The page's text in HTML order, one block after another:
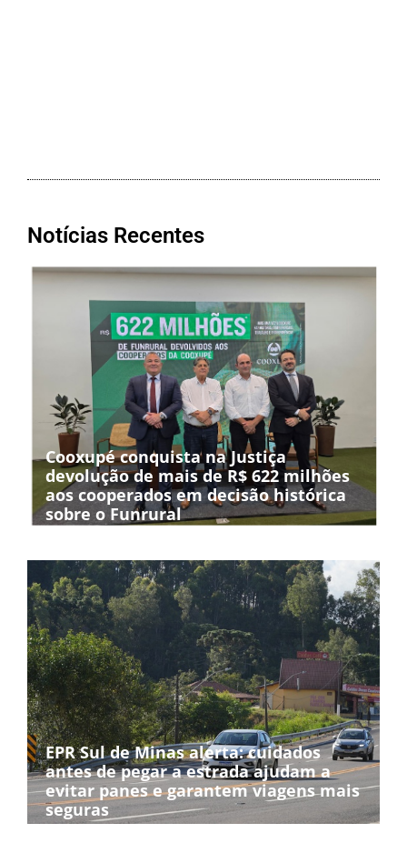
Notícias Recentes
Cooxupé conquista na Justiça
devolução de mais de R$ 622 milhões
aos cooperados em decisão histórica
sobre o Funrural
EPR Sul de Minas alerta: cuidados
antes de pegar a estrada ajudam a
evitar panes e garantem viagens mais
seguras